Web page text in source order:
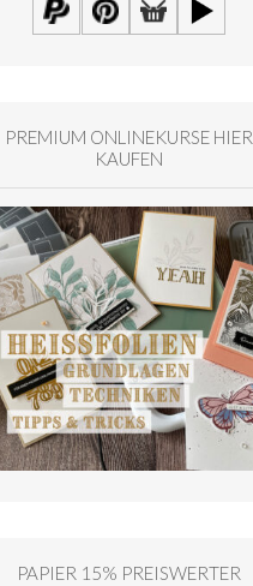
PREMIUM ONLINEKURSE HIER
KAUFEN
PAPIER 15% PREISWERTER